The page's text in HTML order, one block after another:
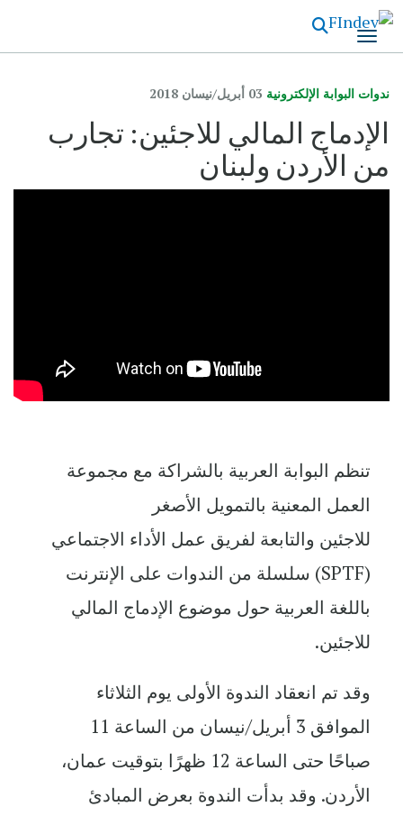
الرئيسي
ندوات البوابة الإلكترونية 03 أبريل/نيسان 2018
الإدماج المالي للاجئين: تجارب
من الأردن ولبنان
تنظم البوابة العربية بالشراكة مع مجموعة
العمل المعنية بالتمويل الأصغر
للاجئين والتابعة لفريق عمل الأداء الاجتماعي
(SPTF) سلسلة من الندوات على الإنترنت
باللغة العربية حول موضوع الإدماج المالي
للاجئين.
وقد تم انعقاد الندوة الأولى يوم الثلاثاء
الموافق 3 أبريل/نيسان من الساعة 11
صباحًا حتى الساعة 12 ظهرًا بتوقيت عمان،
الأردن. وقد بدأت الندوة بعرض المبادئ